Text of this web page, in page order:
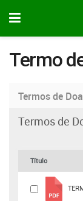
Termo
Termos de
Termos de
Título